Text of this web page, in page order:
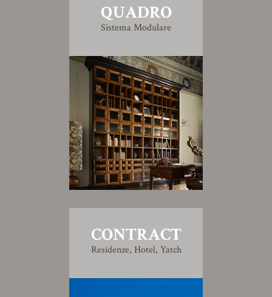
QUADRO
Sistema Modulare
CONTRACT
Residenze, Hotel, Yatch